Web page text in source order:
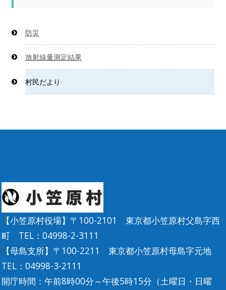
防災
放射線量測定結果
村民だより
【小笠原村役場】〒100-2101 東京都小笠原村父島字西
町 TEL：04998-2-3111
【母島支所】〒100-2211 東京都小笠原村母島字元地
TEL：04998-3-2111
開庁時間：午前8時00分～午後5時15分（土曜日・日曜